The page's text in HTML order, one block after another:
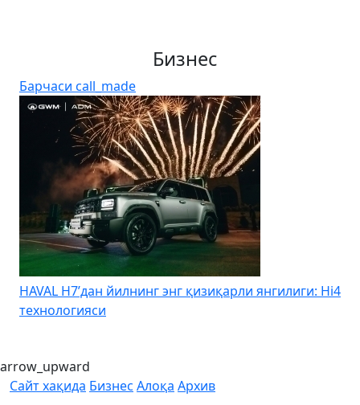
Бизнес
Барчаси call_made
HAVAL H7’дан йилнинг энг қизиқарли янгилиги: Hi4
технологияси
arrow_upward
Сайт хақида Бизнес Алоқа Архив